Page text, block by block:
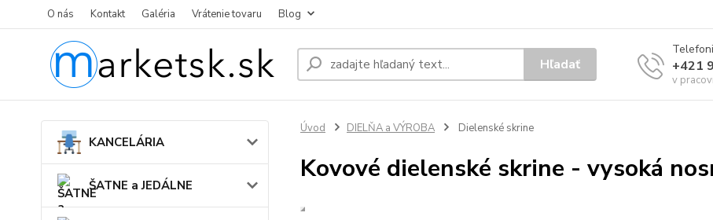
O nás Kontakt Galéria Vrátenie tovaru Blog
Hľadať +421
v
KANCELÁRIA
ŠATNE a JEDÁLNE
Úvod DIELŇA a VÝROBA Dielenské skrine
Kovové dielenské skrine - vysoká